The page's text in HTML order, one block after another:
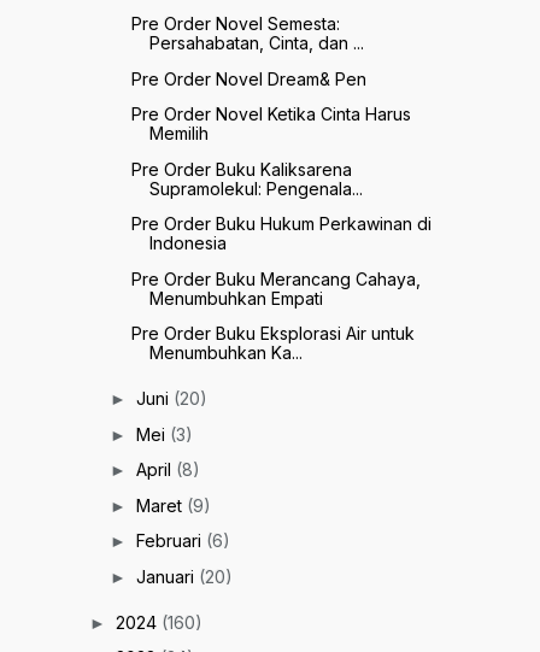
Pre Order Novel Semesta:
Persahabatan, Cinta, dan ...
Pre Order Novel Dream& Pen
Pre Order Novel Ketika Cinta Harus
Memilih
Pre Order Buku Kaliksarena
Supramolekul: Pengenala...
Pre Order Buku Hukum Perkawinan di
Indonesia
Pre Order Buku Merancang Cahaya,
Menumbuhkan Empati
Pre Order Buku Eksplorasi Air untuk
Menumbuhkan Ka...
► Juni (20)
► Mei (3)
► April (8)
► Maret (9)
► Februari (6)
► Januari (20)
► 2024 (160)